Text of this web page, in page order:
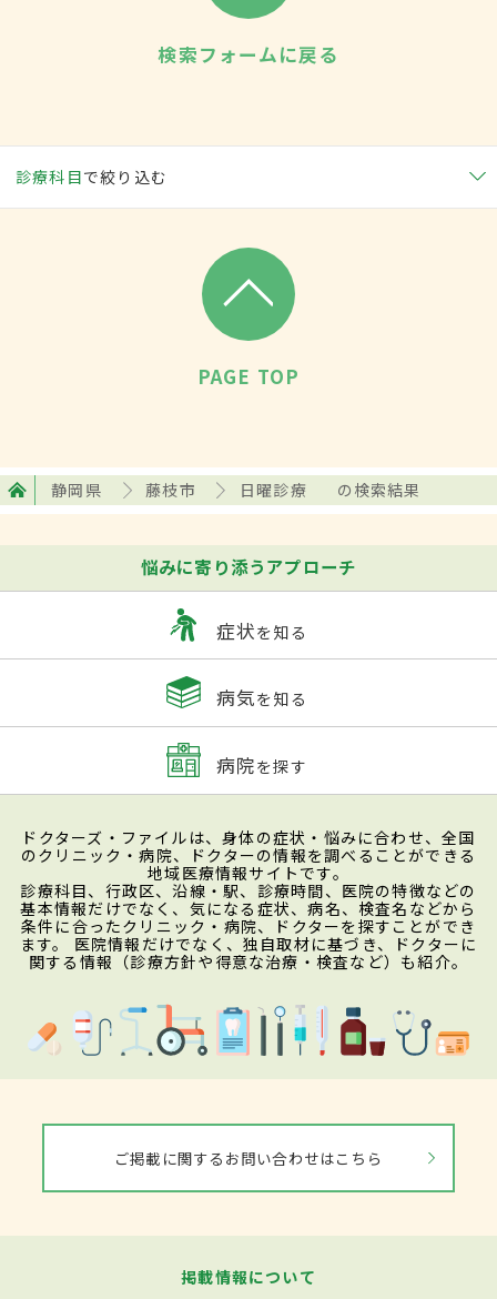
検索フォームに戻る
診療科目で絞り込む
PAGE TOP
静岡県 藤枝市 日曜診療 の検索結果
悩みに寄り添うアプローチ
症状を知る
病気を知る
病院を探す
ドクターズ・ファイルは、身体の症状・悩みに合わせ、全国
のクリニック・病院、ドクターの情報を調べることができる
地域医療情報サイトです。
診療科目、行政区、沿線・駅、診療時間、医院の特徴などの
基本情報だけでなく、気になる症状、病名、検査名などから
条件に合ったクリニック・病院、ドクターを探すことができ
ます。 医院情報だけでなく、独自取材に基づき、ドクターに
関する情報（診療方針や得意な治療・検査など）も紹介。
ご掲載に関するお問い合わせはこちら
掲載情報について